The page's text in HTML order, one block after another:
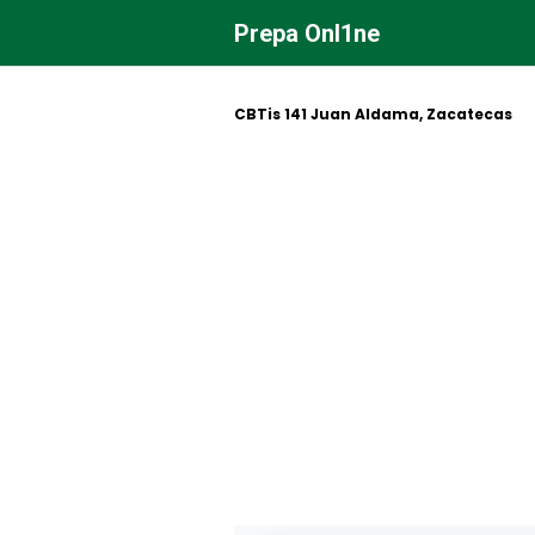
contenido
Prepa Onl1ne
CBTis 141 Juan Aldama, Zacatecas